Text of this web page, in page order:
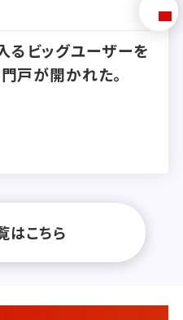
るビッグユーザーを
戸が開かれた。
はこちら